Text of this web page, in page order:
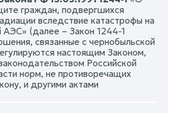
граждан, подвергшихся
вследствие катастрофы на
АЭС» (далее – Закон 1244-1
связанные с чернобыльской
настоящим Законом,
Российской
норм, не противоречащих
и другими актами